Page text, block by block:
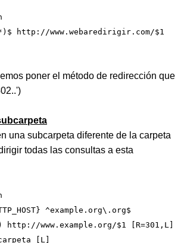
http://www.webaredirigir.com/$1
poner el método de redirección que
una subcarpeta diferente de la carpeta
todas las consultas a esta
^example.org\.org$
www.example.org/$1 [R=301,L]
[L]